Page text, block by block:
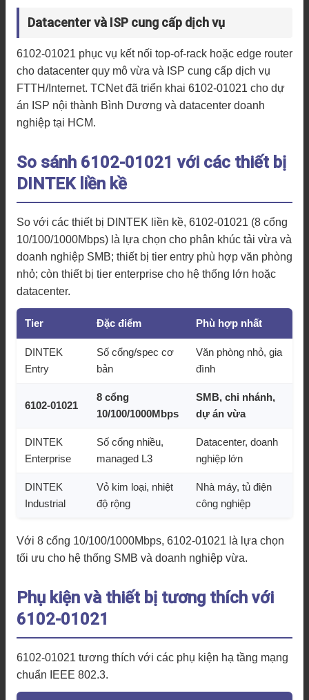
Datacenter và ISP cung cấp dịch vụ
6102-01021 phục vụ kết nối top-of-rack hoặc edge router
cho datacenter quy mô vừa và ISP cung cấp dịch vụ
FTTH/Internet. TCNet đã triển khai 6102-01021 cho dự
án ISP nội thành Bình Dương và datacenter doanh
nghiệp tại HCM.
So sánh 6102-01021 với các thiết bị
DINTEK liền kề
So với các thiết bị DINTEK liền kề, 6102-01021 (8 cổng
10/100/1000Mbps) là lựa chọn cho phân khúc tải vừa và
doanh nghiệp SMB; thiết bị tier entry phù hợp văn phòng
nhỏ; còn thiết bị tier enterprise cho hệ thống lớn hoặc
datacenter.
Tier Đặc điểm Phù hợp nhất
DINTEK
Entry
Số cổng/spec cơ
bản
Văn phòng nhỏ, gia
đình
6102-01021
8 cổng
10/100/1000Mbps
SMB, chi nhánh,
dự án vừa
DINTEK
Enterprise
Số cổng nhiều,
managed L3
Datacenter, doanh
nghiệp lớn
DINTEK
Industrial
Vỏ kim loại, nhiệt
độ rộng
Nhà máy, tủ điện
công nghiệp
Với 8 cổng 10/100/1000Mbps, 6102-01021 là lựa chọn
tối ưu cho hệ thống SMB và doanh nghiệp vừa.
Phụ kiện và thiết bị tương thích với
6102-01021
6102-01021 tương thích với các phụ kiện hạ tầng mạng
chuẩn IEEE 802.3.